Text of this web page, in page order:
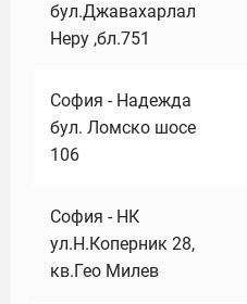
бул.Джавахарлал
Неру ,бл.751
София - Надежда
бул. Ломско шосе
106
София - НК
ул.Н.Коперник 28,
кв.Гео Милев